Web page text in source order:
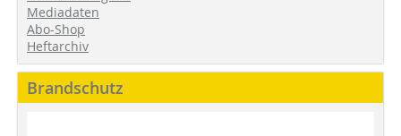
Mediadaten
Abo-Shop
Heftarchiv
Brandschutz